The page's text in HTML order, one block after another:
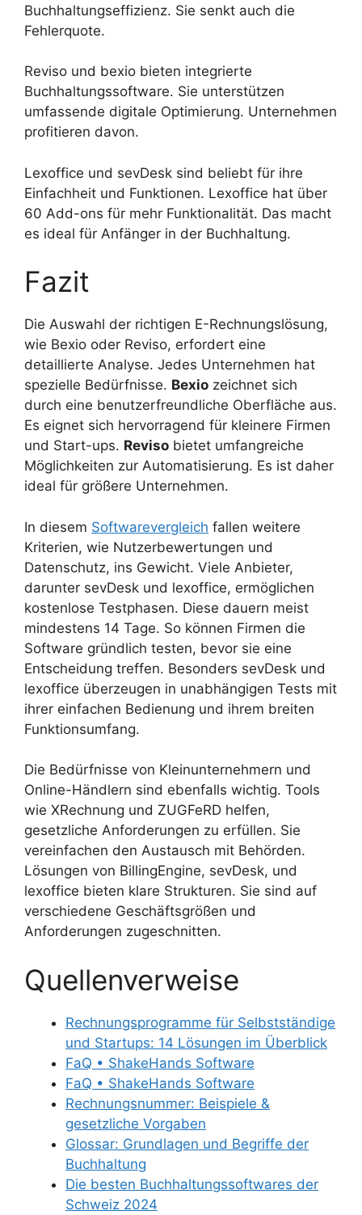
Buchhaltungseffizienz. Sie senkt auch die
Fehlerquote.
Reviso und bexio bieten integrierte
Buchhaltungssoftware. Sie unterstützen
umfassende digitale Optimierung. Unternehmen
profitieren davon.
Lexoffice und sevDesk sind beliebt für ihre
Einfachheit und Funktionen. Lexoffice hat über
60 Add-ons für mehr Funktionalität. Das macht
es ideal für Anfänger in der Buchhaltung.
Fazit
Die Auswahl der richtigen E-Rechnungslösung,
wie Bexio oder Reviso, erfordert eine
detaillierte Analyse. Jedes Unternehmen hat
spezielle Bedürfnisse. Bexio zeichnet sich
durch eine benutzerfreundliche Oberfläche aus.
Es eignet sich hervorragend für kleinere Firmen
und Start-ups. Reviso bietet umfangreiche
Möglichkeiten zur Automatisierung. Es ist daher
ideal für größere Unternehmen.
In diesem Softwarevergleich fallen weitere
Kriterien, wie Nutzerbewertungen und
Datenschutz, ins Gewicht. Viele Anbieter,
darunter sevDesk und lexoffice, ermöglichen
kostenlose Testphasen. Diese dauern meist
mindestens 14 Tage. So können Firmen die
Software gründlich testen, bevor sie eine
Entscheidung treffen. Besonders sevDesk und
lexoffice überzeugen in unabhängigen Tests mit
ihrer einfachen Bedienung und ihrem breiten
Funktionsumfang.
Die Bedürfnisse von Kleinunternehmern und
Online-Händlern sind ebenfalls wichtig. Tools
wie XRechnung und ZUGFeRD helfen,
gesetzliche Anforderungen zu erfüllen. Sie
vereinfachen den Austausch mit Behörden.
Lösungen von BillingEngine, sevDesk, und
lexoffice bieten klare Strukturen. Sie sind auf
verschiedene Geschäftsgrößen und
Anforderungen zugeschnitten.
Quellenverweise
Rechnungsprogramme für Selbstständige
und Startups: 14 Lösungen im Überblick
FaQ • ShakeHands Software
FaQ • ShakeHands Software
Rechnungsnummer: Beispiele &
gesetzliche Vorgaben
Glossar: Grundlagen und Begriffe der
Buchhaltung
Die besten Buchhaltungssoftwares der
Schweiz 2024